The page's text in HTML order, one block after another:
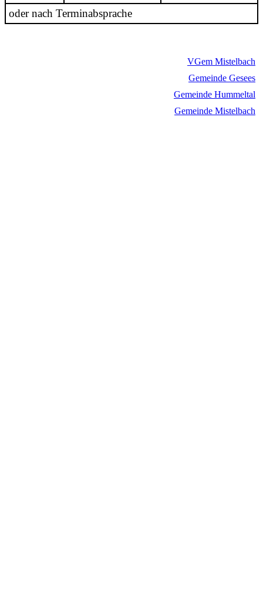
oder nach Terminabsprache
VGem Mistelbach
Gemeinde Gesees
Gemeinde Hummeltal
Gemeinde Mistelbach